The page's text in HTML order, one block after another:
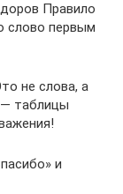
Правило
слово первым
не слова, а
таблицы
и